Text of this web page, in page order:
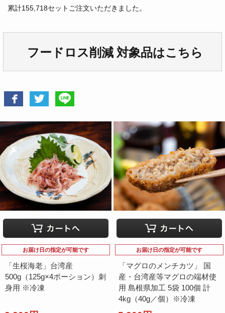
累計155,718セットご注文いただきました。
フードロス削減 対象品はこちら
お届け日の指定が可能です
「生桜海老」台湾産
500g（125g×4ポーション）刺
身用 ※冷凍
お届け日の指定が可能です
「マグロのメンチカツ」 国
産・台湾産等マグロの端材使
用 島根県加工 5袋 100個 計
4kg（40g／個）※冷凍